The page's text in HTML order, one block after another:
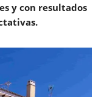
y con resultados